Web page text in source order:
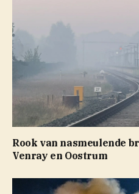
Rook van nasmeulende
Venray en Oostrum